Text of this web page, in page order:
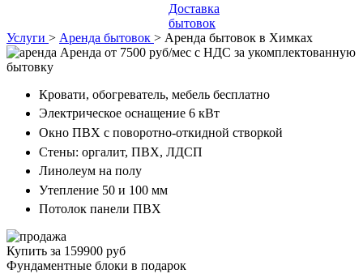
Доставка
бытовок
Услуги > Аренда бытовок > Аренда бытовок в Химках
Аренда от 7500 руб/мес с НДС за укомплектованную
бытовку
Кровати, обогреватель, мебель бесплатно
Электрическое оснащение 6 кВт
Окно ПВХ с поворотно-откидной створкой
Стены: оргалит, ПВХ, ЛДСП
Линолеум на полу
Утепление 50 и 100 мм
Потолок панели ПВХ
Купить за 159900 руб
Фундаментные блоки в подарок